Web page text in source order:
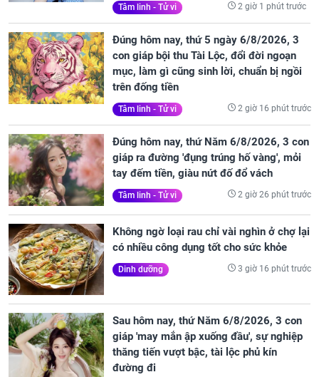
Tâm linh - Tử vi 2 giờ 1 phút trước
Đúng hôm nay, thứ 5 ngày 6/8/2026, 3
con giáp bội thu Tài Lộc, đổi đời ngoạn
mục, làm gì cũng sinh lời, chuẩn bị ngồi
trên đống tiền
Tâm linh - Tử vi 2 giờ 16 phút trước
Đúng hôm nay, thứ Năm 6/8/2026, 3 con
giáp ra đường 'đụng trúng hố vàng', mỏi
tay đếm tiền, giàu nứt đố đổ vách
Tâm linh - Tử vi 2 giờ 26 phút trước
Không ngờ loại rau chỉ vài nghìn ở chợ lại
có nhiều công dụng tốt cho sức khỏe
Dinh dưỡng 3 giờ 16 phút trước
Sau hôm nay, thứ Năm 6/8/2026, 3 con
giáp 'may mắn ập xuống đầu', sự nghiệp
thăng tiến vượt bậc, tài lộc phủ kín
đường đi